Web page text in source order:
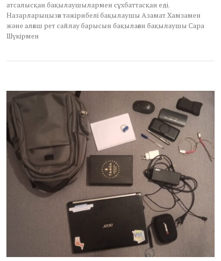
атсалысқан бақылаушылармен сұхбаттасқан еді.
Назарларыңызға тәжірибелі бақылаушы Азамат Хамзамен
және алғаш рет сайлау барысын бақылаған бақылаушы Сара
Шүкірмен